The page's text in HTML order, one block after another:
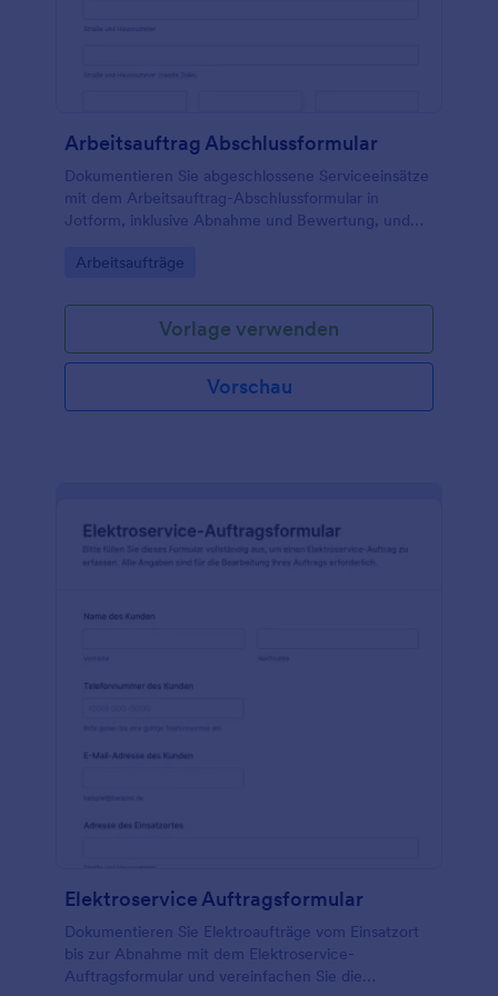
Arbeitsauftrag Abschlussformular
Dokumentieren Sie abgeschlossene Serviceeinsätze
mit dem Arbeitsauftrag-Abschlussformular in
Jotform, inklusive Abnahme und Bewertung, und
Außendienst zur schnellen Datensammlung.
Go to Category:
Arbeitsaufträge
Vorlage verwenden
Vorschau
Elektroservice Auftragsformular
Dokumentieren Sie Elektroaufträge vom Einsatzort
bis zur Abnahme mit dem Elektroservice-
Auftragsformular und vereinfachen Sie die